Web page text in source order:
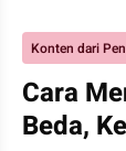
Konten dari
Cara
Beda,